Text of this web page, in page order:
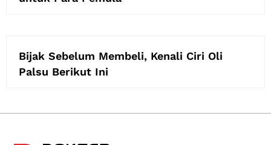
Bijak Sebelum Membeli, Kenali Ciri Oli
Palsu Berikut Ini